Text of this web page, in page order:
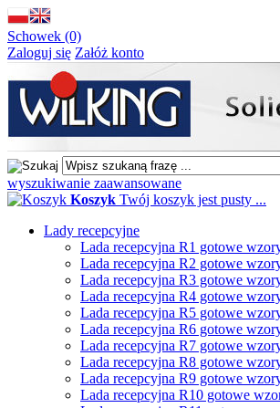
Schowek (0)
Zaloguj się Załóż konto
wyszukiwanie zaawansowane
Koszyk Twój koszyk jest pusty ...
Lady recepcyjne
Lada recepcyjna R1 gotowe
Lada recepcyjna R2 gotowe
Lada recepcyjna R3 gotowe
Lada recepcyjna R4 gotowe
Lada recepcyjna R5 gotowe
Lada recepcyjna R6 gotowe
Lada recepcyjna R7 gotowe
Lada recepcyjna R8 gotowe
Lada recepcyjna R9 gotowe
Lada recepcyjna R10 gotowe